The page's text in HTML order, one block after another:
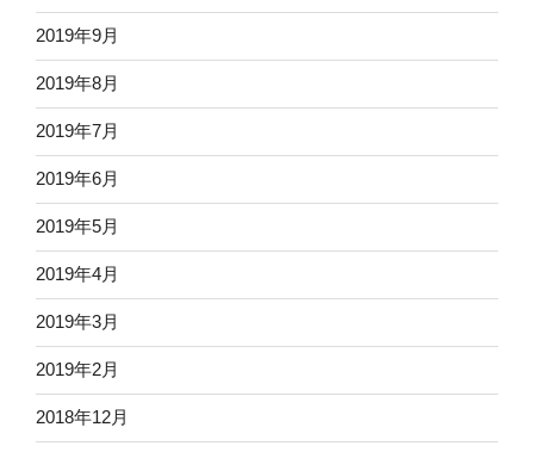
2019年9月
2019年8月
2019年7月
2019年6月
2019年5月
2019年4月
2019年3月
2019年2月
2018年12月